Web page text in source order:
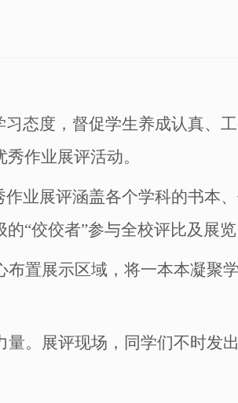
态度，督促学生养成认真、
作业展评活动。
业展评涵盖各个学科的书本
“佼佼者”参与全校评比及展览
置展示区域，将一本本凝聚
。展评现场，同学们不时发